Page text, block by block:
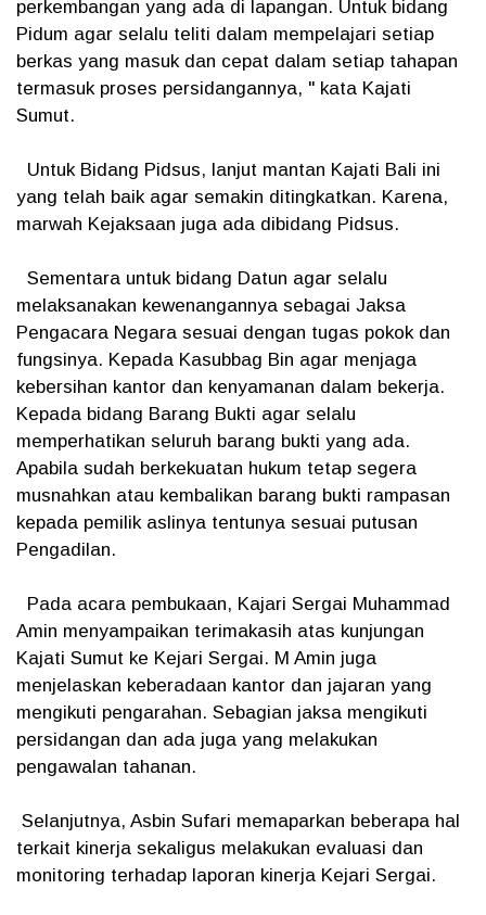
perkembangan yang ada di lapangan. Untuk bidang
Pidum agar selalu teliti dalam mempelajari setiap
berkas yang masuk dan cepat dalam setiap tahapan
termasuk proses persidangannya, " kata Kajati
Sumut.
Untuk Bidang Pidsus, lanjut mantan Kajati Bali ini
yang telah baik agar semakin ditingkatkan. Karena,
marwah Kejaksaan juga ada dibidang Pidsus.
Sementara untuk bidang Datun agar selalu
melaksanakan kewenangannya sebagai Jaksa
Pengacara Negara sesuai dengan tugas pokok dan
fungsinya. Kepada Kasubbag Bin agar menjaga
kebersihan kantor dan kenyamanan dalam bekerja.
Kepada bidang Barang Bukti agar selalu
memperhatikan seluruh barang bukti yang ada.
Apabila sudah berkekuatan hukum tetap segera
musnahkan atau kembalikan barang bukti rampasan
kepada pemilik aslinya tentunya sesuai putusan
Pengadilan.
Pada acara pembukaan, Kajari Sergai Muhammad
Amin menyampaikan terimakasih atas kunjungan
Kajati Sumut ke Kejari Sergai. M Amin juga
menjelaskan keberadaan kantor dan jajaran yang
mengikuti pengarahan. Sebagian jaksa mengikuti
persidangan dan ada juga yang melakukan
pengawalan tahanan.
Selanjutnya, Asbin Sufari memaparkan beberapa hal
terkait kinerja sekaligus melakukan evaluasi dan
monitoring terhadap laporan kinerja Kejari Sergai.